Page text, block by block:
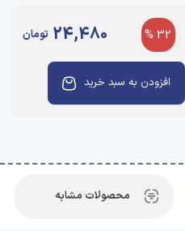
32 %
24,480 تومان
افزودن به سبد خرید
محصولات مشابه